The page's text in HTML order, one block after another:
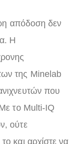
απόδοση δεν
Η
της Minelab
που
Με το Multi-IQ
ούτε
και αρχίστε να